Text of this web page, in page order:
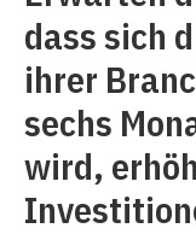
dass sich
ihrer
sechs
wird,